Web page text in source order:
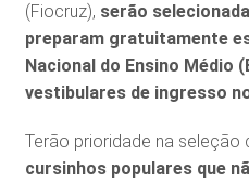
(Fiocruz), serão
preparam gratuitamente
Nacional do Ensino Médio
vestibulares de ingresso
Terão prioridade na seleção
cursinhos populares que